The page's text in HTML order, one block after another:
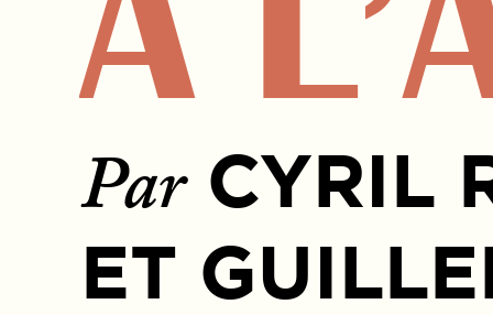
ParCYRIL
ET